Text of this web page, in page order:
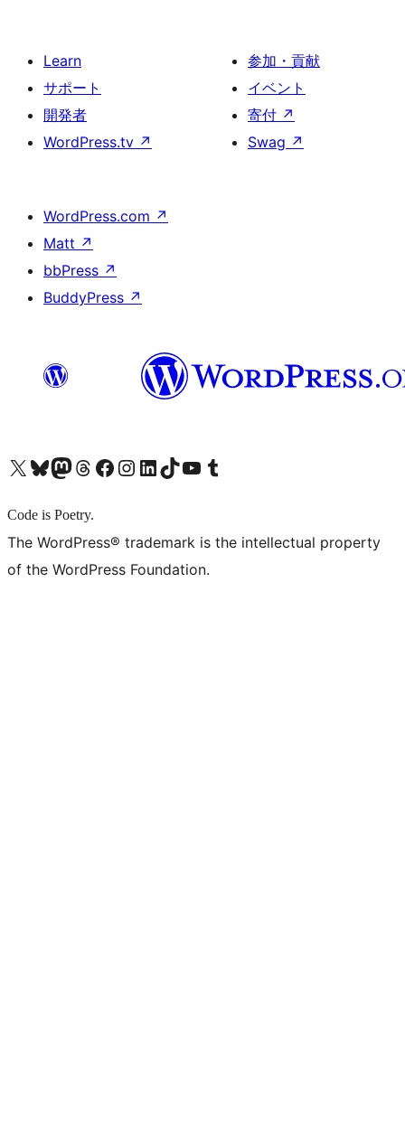
Learn
サポート
開発者
WordPress.tv ↗
参加・貢献
イベント
寄付 ↗
Swag ↗
WordPress.com ↗
Matt ↗
bbPress ↗
BuddyPress ↗
X (旧 Twitter) アカウントへBluesky アカウントへMastodon アカウントへThreads アカウントへ Facebook ページへInstagram アカウントへ LinkedIn アカウントへTikTok アカウントへYouTube チャンネルへ Tumblr アカウントへ
Code is Poetry.
The WordPress® trademark is the intellectual property
of the WordPress Foundation.